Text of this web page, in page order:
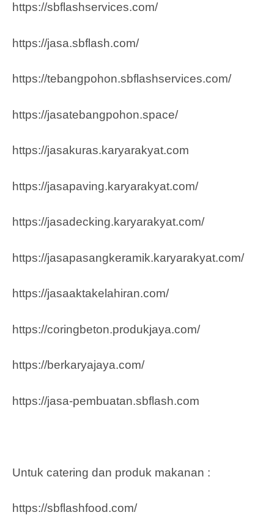
https://sbflashservices.com/
https://jasa.sbflash.com/
https://tebangpohon.sbflashservices.com/
https://jasatebangpohon.space/
https://jasakuras.karyarakyat.com
https://jasapaving.karyarakyat.com/
https://jasadecking.karyarakyat.com/
https://jasapasangkeramik.karyarakyat.com/
https://jasaaktakelahiran.com/
https://coringbeton.produkjaya.com/
https://berkaryajaya.com/
https://jasa-pembuatan.sbflash.com
Untuk catering dan produk makanan :
https://sbflashfood.com/